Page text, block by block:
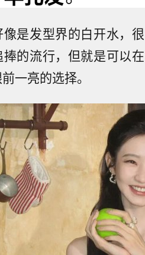
是发型界的白开水，
捧的流行，但就是可以
一亮的选择。